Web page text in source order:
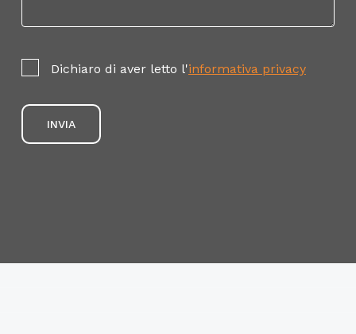
Dichiaro di aver letto l'informativa privacy